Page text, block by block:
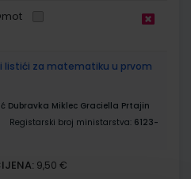
listići za matematiku u prvom
Dubravka Miklec Graciella Prtajin
Registarski broj ministarstva: 6123-
9,50 €